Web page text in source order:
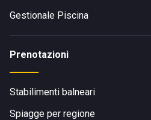
Gestionale Piscina
Prenotazioni
Stabilimenti balneari
Spiagge per regione